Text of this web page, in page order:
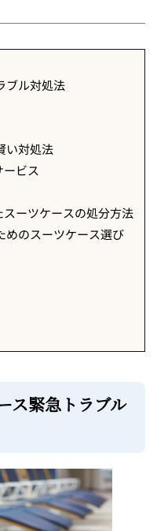
ブル対処法
い対処法
ビス
ーツケースの処分方法
めのスーツケース選び
ス緊急トラブル